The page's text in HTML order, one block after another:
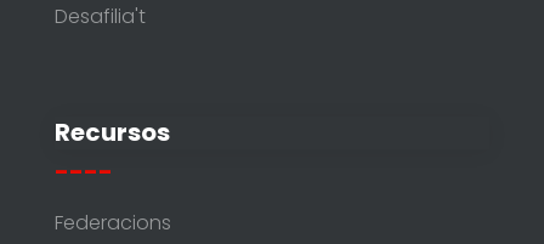
Desafilia't
Recursos
----
Federacions